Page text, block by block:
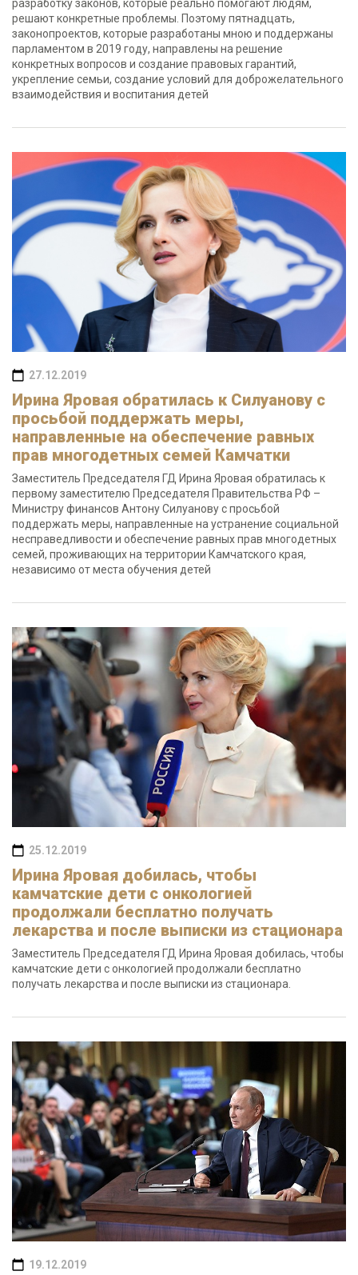
разработку законов, которые реально помогают людям,
решают конкретные проблемы. Поэтому пятнадцать,
законопроектов, которые разработаны мною и поддержаны
парламентом в 2019 году, направлены на решение
конкретных вопросов и создание правовых гарантий,
укрепление семьи, создание условий для доброжелательного
взаимодействия и воспитания детей
27.12.2019
Ирина Яровая обратилась к Силуанову с
просьбой поддержать меры,
направленные на обеспечение равных
прав многодетных семей Камчатки
Заместитель Председателя ГД Ирина Яровая обратилась к
первому заместителю Председателя Правительства РФ –
Министру финансов Антону Силуанову с просьбой
поддержать меры, направленные на устранение социальной
несправедливости и обеспечение равных прав многодетных
семей, проживающих на территории Камчатского края,
независимо от места обучения детей
25.12.2019
Ирина Яровая добилась, чтобы
камчатские дети с онкологией
продолжали бесплатно получать
лекарства и после выписки из стационара
Заместитель Председателя ГД Ирина Яровая добилась, чтобы
камчатские дети с онкологией продолжали бесплатно
получать лекарства и после выписки из стационара.
19.12.2019